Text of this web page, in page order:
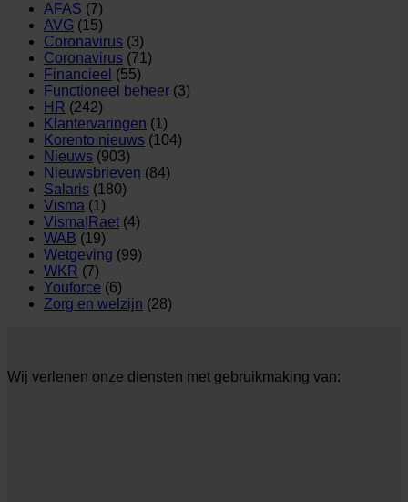
AFAS (7)
AVG (15)
Coronavirus (3)
Coronavirus (71)
Financieel (55)
Functioneel beheer (3)
HR (242)
Klantervaringen (1)
Korento nieuws (104)
Nieuws (903)
Nieuwsbrieven (84)
Salaris (180)
Visma (1)
Visma|Raet (4)
WAB (19)
Wetgeving (99)
WKR (7)
Youforce (6)
Zorg en welzijn (28)
Wij verlenen onze diensten met gebruikmaking van: